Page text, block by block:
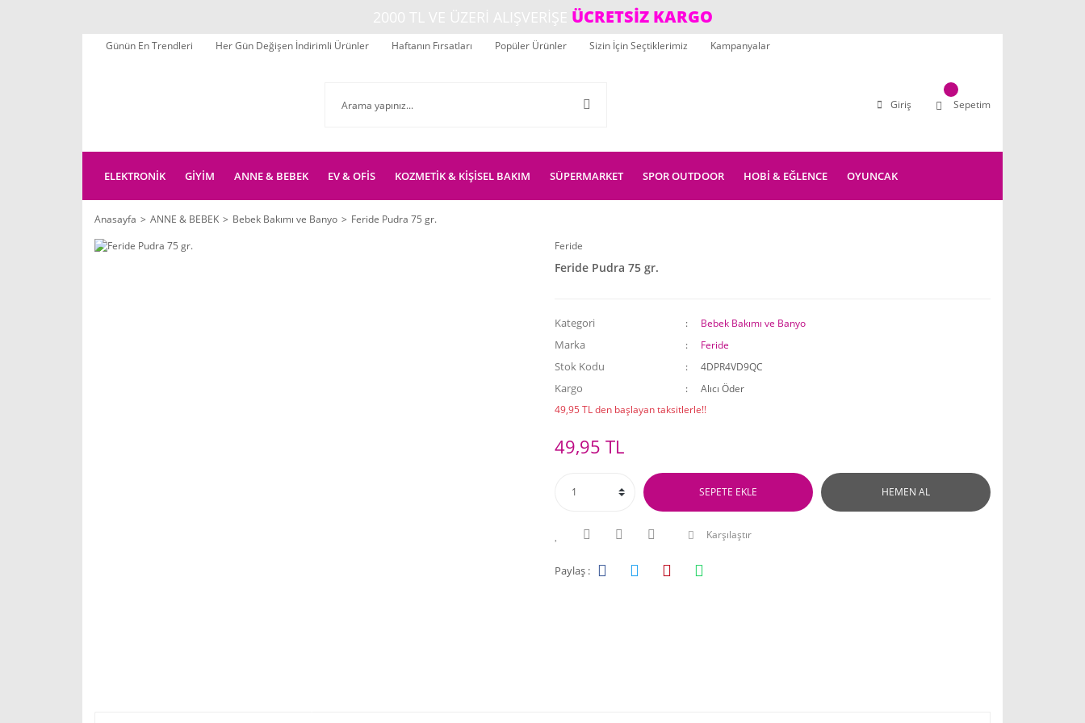
ÜCRETSİZ KARGO
Günün En Trendleri Her Gün Değişen İndirimli Ürünler Haftanın Fırsatları Popüler Ürünler Sizin İçin Seçtiklerimiz Kampanyalar
Giriş Sepetim
ELEKTRONİK GİYİM ANNE & BEBEK EV & OFİS KOZMETİK & KİŞİSEL BAKIM SÜPERMARKET SPOR OUTDOOR HOBİ & EĞLENCE OYUNCAK
Anasayfa ANNE & BEBEK Bebek Bakımı ve Banyo
Feride Pudra 75 gr.
Feride
Feride Pudra 75 gr.
Kategori Bebek Bakımı ve Banyo
Marka Feride
Stok Kodu 4DPR4VD9QC
Kargo
Alıcı Öder
49,95 TL den başlayan taksitlerle!!
49,95 TL
SEPETE EKLE HEMEN AL
Karşılaştır
Paylaş :